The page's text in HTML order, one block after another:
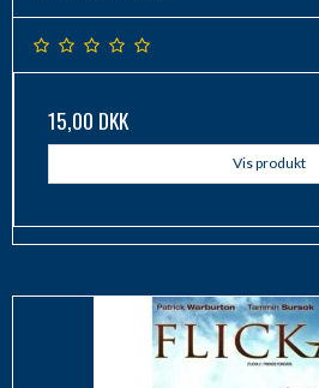
15,00 DKK
Vis produkt